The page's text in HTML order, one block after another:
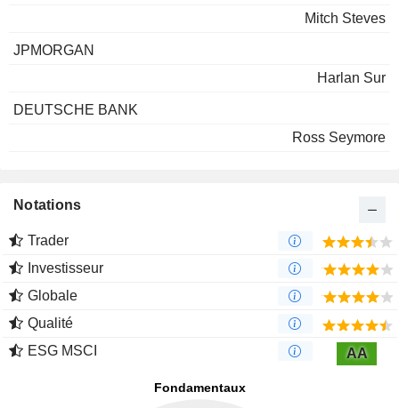
Mitch Steves
JPMORGAN
Harlan Sur
DEUTSCHE BANK
Ross Seymore
Notations
Trader
Investisseur
Globale
Qualité
ESG MSCI
AA